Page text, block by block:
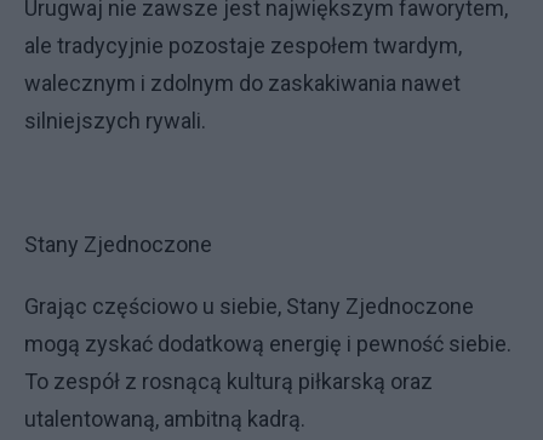
Urugwaj nie zawsze jest największym faworytem,
ale tradycyjnie pozostaje zespołem twardym,
walecznym i zdolnym do zaskakiwania nawet
silniejszych rywali.
Stany Zjednoczone
Grając częściowo u siebie, Stany Zjednoczone
mogą zyskać dodatkową energię i pewność siebie.
To zespół z rosnącą kulturą piłkarską oraz
utalentowaną, ambitną kadrą.